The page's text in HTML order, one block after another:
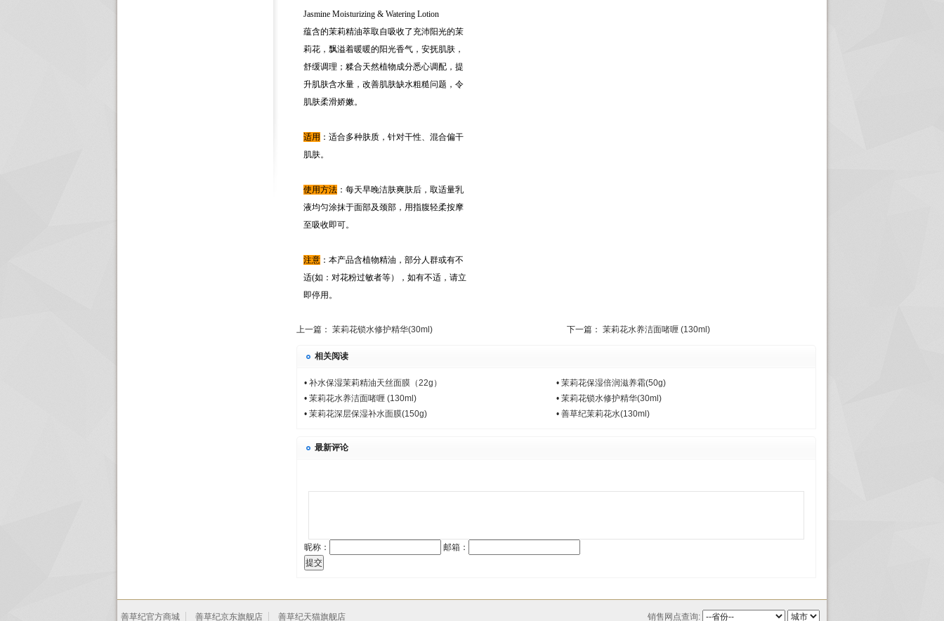
Jasmine Moisturizing & Watering Lotion
蕴含的茉莉精油萃取自吸收了充沛阳光的茉
莉花，飘溢着暖暖的阳光香气，安抚肌肤，
舒缓调理；糅合天然植物成分悉心调配，提
升肌肤含水量，改善肌肤缺水粗糙问题，令
肌肤柔滑娇嫩。
适用 ： 适合多种肤质，针对干性、混合偏干
肌肤。
使用方法 ：每天早晚洁肤爽肤后，取适量乳
液均匀涂抹于面部及颈部，用指腹轻柔按摩
至吸收即可。
注意 ： 本产品含植物精油，部分人群或有不
适(如：对花粉过敏者等）， 如有不适，请立
即停用。
上一篇： 茉莉花锁水修护精华(30ml) 下一篇： 茉莉花水养洁面啫喱 (130ml)
相关阅读
• 补水保湿茉莉精油天丝面膜（22g） • 茉莉花保湿倍润滋养霜(50g)
• 茉莉花水养洁面啫喱 (130ml) • 茉莉花锁水修护精华(30ml)
• 茉莉花深层保湿补水面膜(150g) • 善草纪茉莉花水(130ml)
最新评论
昵称：
邮箱：
提交
销售网点查询:
善草纪官方商城 善草纪京东旗舰店 善草纪天猫旗舰店